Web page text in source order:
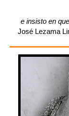
e insisto en
José Lezama